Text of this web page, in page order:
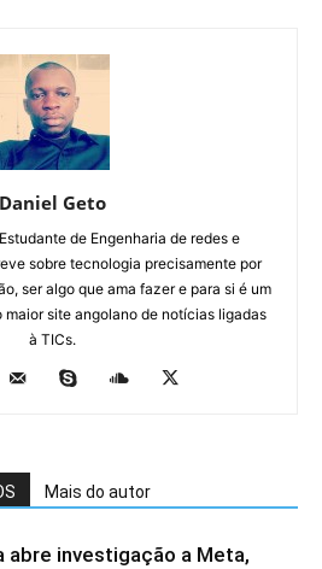
Daniel Geto
de Engenharia de redes e
sobre tecnologia precisamente por
ser algo que ama fazer e para si é um
site angolano de notícias ligadas
à TICs.
Mais do autor
abre investigação a Meta,